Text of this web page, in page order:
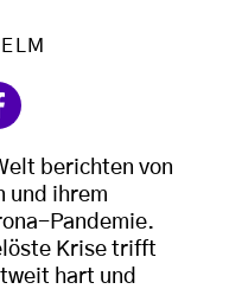
berichten von
und ihrem
Pandemie.
Krise trifft
hart und